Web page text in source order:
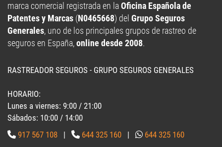
marca comercial registrada en laOficina Española de
Patentes y Marcas (N0465668) del Grupo Seguros
Generales, uno de los principales grupos de rastreo de
seguros en España,online desde 2008.
RASTREADOR SEGUROS - GRUPO SEGUROS GENERALES
HORARIO:
Lunes a viernes: 9:00 / 21:00
Sábados: 10:00 / 14:00
917 567 108 | 644 325 160 | 644 325 160